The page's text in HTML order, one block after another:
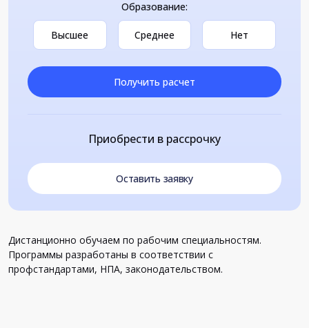
Образование:
Высшее Среднее Нет
Получить расчет
Приобрести в рассрочку
Оставить заявку
Дистанционно обучаем по рабочим специальностям.
Программы разработаны в соответствии с
профстандартами, НПА, законодательством.